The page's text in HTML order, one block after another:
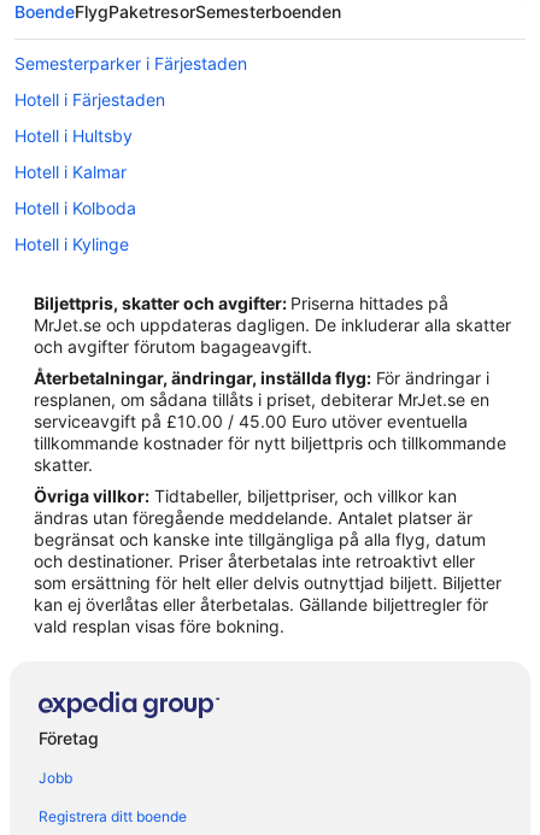
BoendeFlygPaketresorSemesterboenden
Semesterparker i Färjestaden
Hotell i Färjestaden
Hotell i Hultsby
Hotell i Kalmar
Hotell i Kolboda
Hotell i Kylinge
Hotell i Ljungbyholm
Hotell i Mörbylånga
Hotell i Mörbylånga
Hotell i Rälla
Hotell i Rinkabyholm
Hotell i Rockneby
Hotell i Sandvik
Hotell i Stora Frö
Hotell i Tingby
Hotell i Trekanten
Hotell i Ullevi
Hotell i Vassmolösa
Fritidshus i Kalmar
Vandrarhem i Kalmar
Biljettpris, skatter och avgifter: Priserna hittades på
MrJet.se och uppdateras dagligen. De inkluderar alla skatter
och avgifter förutom bagageavgift.
Återbetalningar, ändringar, inställda flyg: För ändringar i
resplanen, om sådana tillåts i priset, debiterar MrJet.se en
serviceavgift på £10.00 / 45.00 Euro utöver eventuella
tillkommande kostnader för nytt biljettpris och tillkommande
skatter.
Övriga villkor: Tidtabeller, biljettpriser, och villkor kan
ändras utan föregående meddelande. Antalet platser är
begränsat och kanske inte tillgängliga på alla flyg, datum
och destinationer. Priser återbetalas inte retroaktivt eller
som ersättning för helt eller delvis outnyttjad biljett. Biljetter
kan ej överlåtas eller återbetalas. Gällande biljettregler för
vald resplan visas före bokning.
Företag
Jobb
Registrera ditt boende